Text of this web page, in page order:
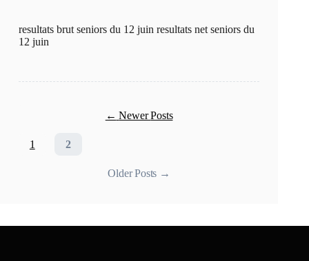
resultats brut seniors du 12 juin resultats net seniors du
12 juin
← NewerPosts
1 2
OlderPosts →